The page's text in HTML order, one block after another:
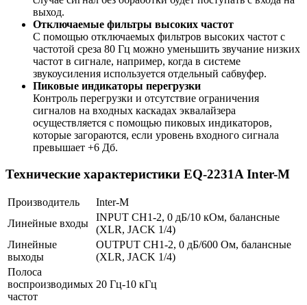
выход.
Отключаемые фильтры высоких частот
С помощью отключаемых фильтров высоких частот с
частотой среза 80 Гц можно уменьшить звучание низких
частот в сигнале, например, когда в системе
звукоусиления используется отдельный сабвуфер.
Пиковые индикаторы перегрузки
Контроль перегрузки и отсутствие ограничения
сигналов на входных каскадах эквалайзера
осуществляется с помощью пиковых индикаторов,
которые загораются, если уровень входного сигнала
превышает +6 Дб.
Технические характеристики EQ-2231A Inter-M
Производитель
Inter-M
Линейные входы
INPUT CH1-2, 0 дБ/10 кОм, балансные
(XLR, JACK 1/4)
Линейные
выходы
OUTPUT CH1-2, 0 дБ/600 Ом, балансные
(XLR, JACK 1/4)
Полоса
воспроизводимых
частот
20 Гц-10 кГц